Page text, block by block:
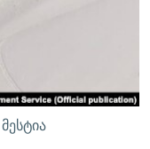
ᲐᲛᲑᲐᲕᲘ